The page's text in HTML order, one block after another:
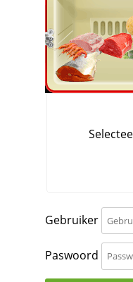
Gebruiker
Paswoord